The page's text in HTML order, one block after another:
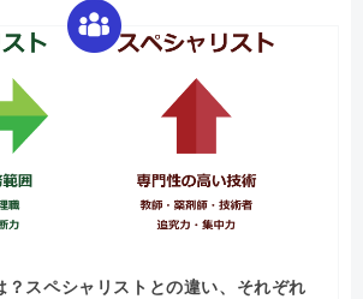
？スペシャリストとの違い、それぞれ